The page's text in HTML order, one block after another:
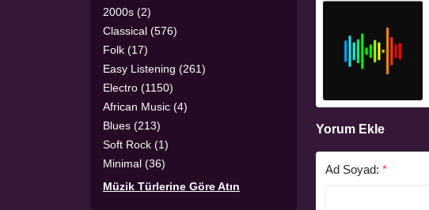
2000s (2)
Classical (576)
Folk (17)
Easy Listening (261)
Electro (1150)
African Music (4)
Blues (213)
Soft Rock (1)
Minimal (36)
Müzik Türlerine Göre Atın
Yorum Ekle
Ad Soyad: *